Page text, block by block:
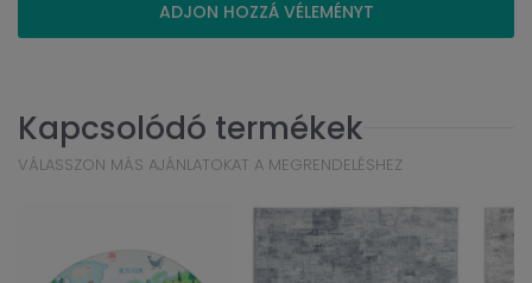
ADJON HOZZÁ VÉLEMÉNYT
Kapcsolódó termékek
VÁLASSZON MÁS AJÁNLATOKAT A MEGRENDELÉSHEZ